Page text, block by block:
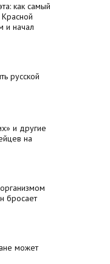
как самый
и начал
русской
и другие
на
бросает
может